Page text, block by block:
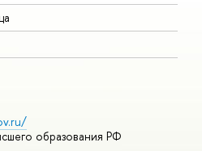
образования РФ